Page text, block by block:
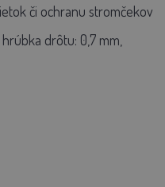
či ochranu stromčekov
drôtu: 0,7 mm,